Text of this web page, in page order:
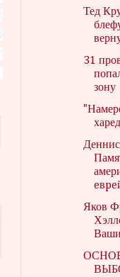
Тед
31
зону
Деннис
Яков